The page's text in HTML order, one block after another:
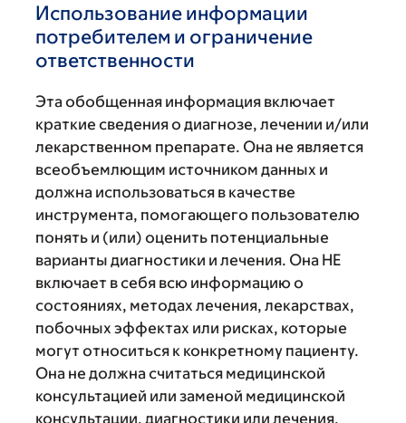
Использование информации
потребителем и ограничение
ответственности
Эта обобщенная информация включает
краткие сведения о диагнозе, лечении и/или
лекарственном препарате. Она не является
всеобъемлющим источником данных и
должна использоваться в качестве
инструмента, помогающего пользователю
понять и (или) оценить потенциальные
варианты диагностики и лечения. Она НЕ
включает в себя всю информацию о
состояниях, методах лечения, лекарствах,
побочных эффектах или рисках, которые
могут относиться к конкретному пациенту.
Она не должна считаться медицинской
консультацией или заменой медицинской
консультации, диагностики или лечения,